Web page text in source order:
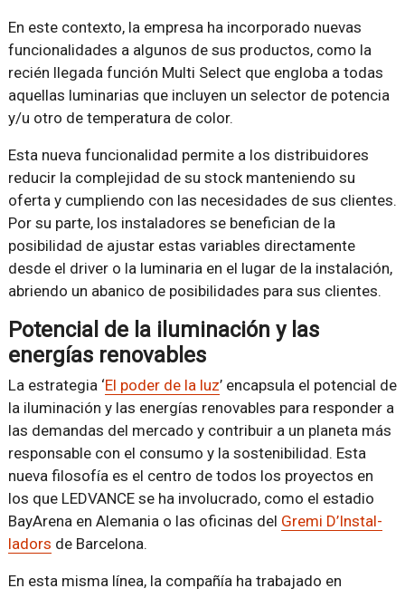
En este contexto, la empresa ha incorporado nuevas
funcionalidades a algunos de sus productos, como la
recién llegada función Multi Select que engloba a todas
aquellas luminarias que incluyen un selector de potencia
y/u otro de temperatura de color.
Esta nueva funcionalidad permite a los distribuidores
reducir la complejidad de su stock manteniendo su
oferta y cumpliendo con las necesidades de sus clientes.
Por su parte, los instaladores se benefician de la
posibilidad de ajustar estas variables directamente
desde el driver o la luminaria en el lugar de la instalación,
abriendo un abanico de posibilidades para sus clientes.
Potencial de la iluminación y las
energías renovables
La estrategia ‘El poder de la luz’ encapsula el potencial de
la iluminación y las energías renovables para responder a
las demandas del mercado y contribuir a un planeta más
responsable con el consumo y la sostenibilidad. Esta
nueva filosofía es el centro de todos los proyectos en
los que LEDVANCE se ha involucrado, como el estadio
BayArena en Alemania o las oficinas del Gremi D’Instal-
ladors de Barcelona.
En esta misma línea, la compañía ha trabajado en